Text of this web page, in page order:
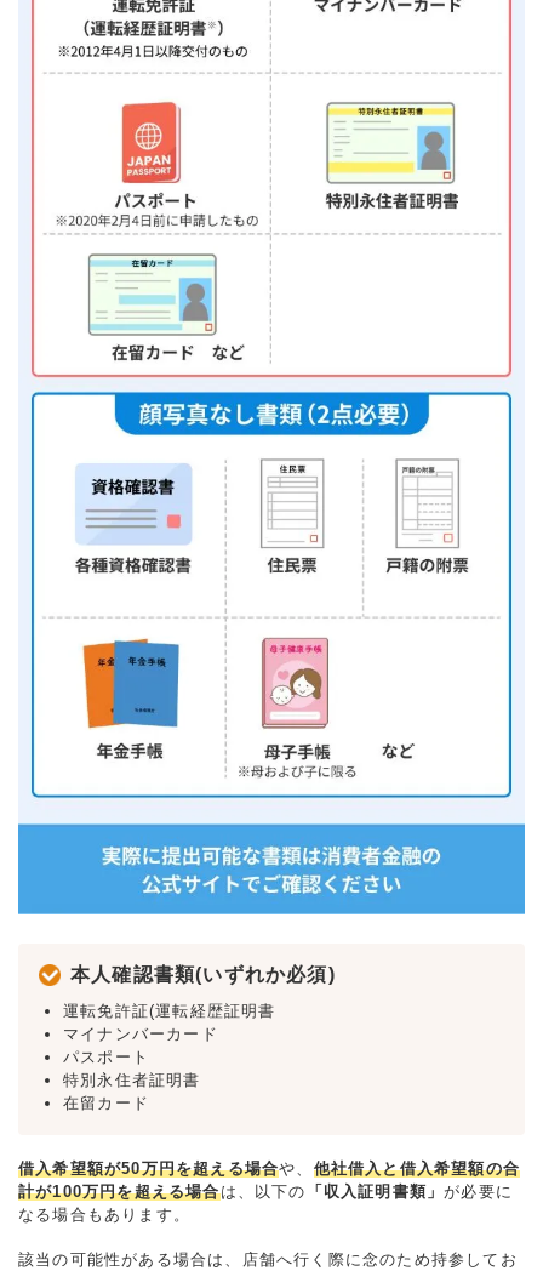
本人確認書類(いずれか必須)
運転免許証(運転経歴証明書
マイナンバーカード
パスポート
特別永住者証明書
在留カード
借入希望額が50万円を超える場合や、 他社借入と借入希望額の合
計が100万円を超える場合は、以下の 「収入証明書類」が必要に
なる場合もあります。
該当の可能性がある場合は、店舗へ行く際に念のため持参してお